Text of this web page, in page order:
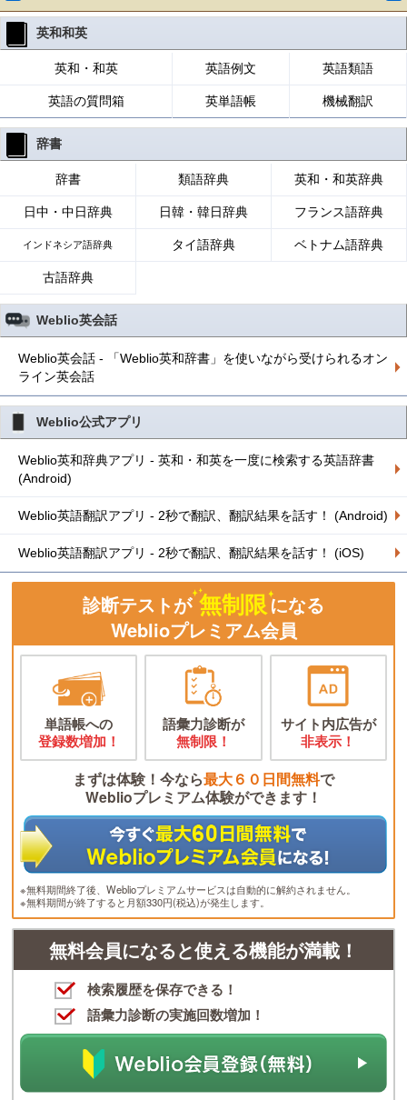
英和和英
英和・和英 英語例文 英語類語
英語の質問箱 英単語帳 機械翻訳
辞書
辞書 類語辞典 英和・和英辞典
日中・中日辞典 日韓・韓日辞典 フランス語辞典
インドネシア語辞典 タイ語辞典 ベトナム語辞典
古語辞典
Weblio英会話
Weblio英会話 - 「Weblio英和辞書」を使いながら受けられるオン
ライン英会話
Weblio公式アプリ
Weblio英和辞典アプリ - 英和・和英を一度に検索する英語辞書
(Android)
Weblio英語翻訳アプリ - 2秒で翻訳、翻訳結果を話す！ (Android)
Weblio英語翻訳アプリ - 2秒で翻訳、翻訳結果を話す！ (iOS)
診断テストが 無制限になる
Weblioプレミアム会員
単語帳への
登録数増加！
語彙力診断が
無制限！
サイト内広告が
非表示！
まずは体験！今なら最大６０日間無料で
Weblioプレミアム体験ができます！
※無料期間終了後、Weblioプレミアムサービスは自動的に解約されません。
※無料期間が終了すると月額330円(税込)が発生します。
無料会員になると使える機能が満載！
検索履歴を保存できる！
語彙力診断の実施回数増加！